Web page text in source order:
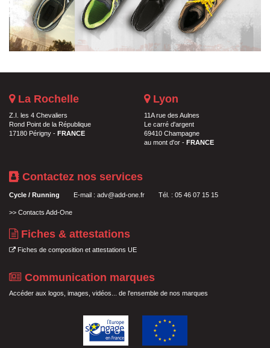
La Rochelle
Z.I. les 4 Chevaliers
Rond Point de la République
17180 Périgny - FRANCE
Lyon
11A rue des Aulnes
Le carré d'argent
69410 Champagne
au mont d'or - FRANCE
Contactez nos services
Cycle / Running E-mail : adv@add-one.fr Tél. : 05 46 07 15 15
>> Contacts Add-One
Fiches & attestations
Fiches de composition et attestations UE
Communication marques
Accéder aux logos, images, vidéos... de l'ensemble de nos marques